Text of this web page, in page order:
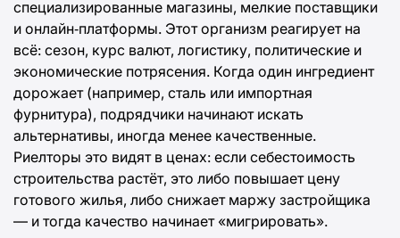
специализированные магазины, мелкие поставщики
и онлайн‑платформы. Этот организм реагирует на
всё: сезон, курс валют, логистику, политические и
экономические потрясения. Когда один ингредиент
дорожает (например, сталь или импортная
фурнитура), подрядчики начинают искать
альтернативы, иногда менее качественные.
Риелторы это видят в ценах: если себестоимость
строительства растёт, это либо повышает цену
готового жилья, либо снижает маржу застройщика
— и тогда качество начинает «мигрировать».